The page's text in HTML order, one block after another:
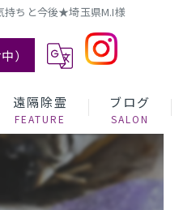
持ちと今後★埼玉県M.I様
）
遠隔除霊 ブログ